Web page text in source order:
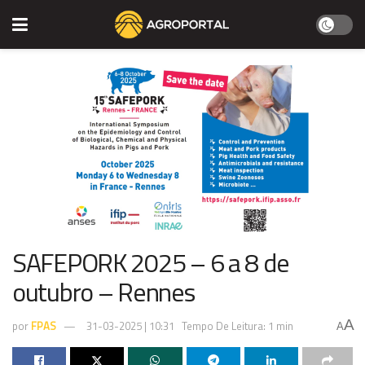
SAFEPORK 2025 – 6 a 8 de
outubro – Rennes
por FPAS 31-03-2025 | 10:31 Tempo De Leitura: 1 min AA